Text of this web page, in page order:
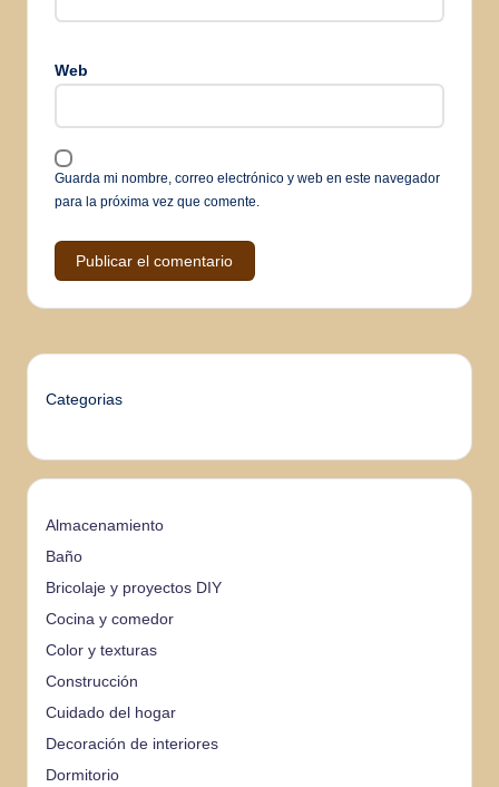
Web
Guarda mi nombre, correo electrónico y web en este navegador
para la próxima vez que comente.
Categorias
Almacenamiento
Baño
Bricolaje y proyectos DIY
Cocina y comedor
Color y texturas
Construcción
Cuidado del hogar
Decoración de interiores
Dormitorio